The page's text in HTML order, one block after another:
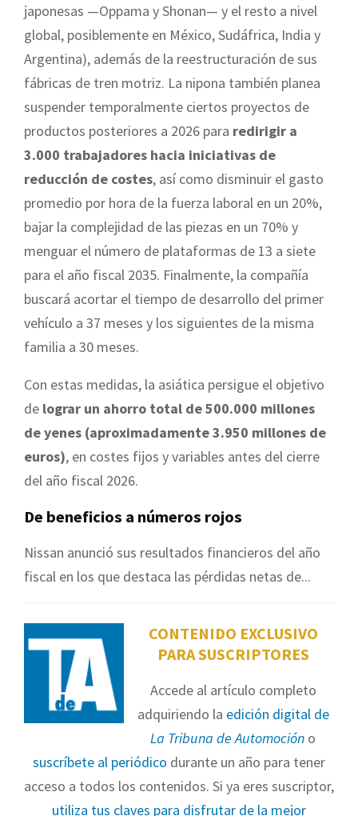
japonesas —Oppama y Shonan— y el resto a nivel
global, posiblemente en México, Sudáfrica, India y
Argentina), además de la reestructuración de sus
fábricas de tren motriz. La nipona también planea
suspender temporalmente ciertos proyectos de
productos posteriores a 2026 para redirigir a
3.000 trabajadores hacia iniciativas de
reducción de costes, así como disminuir el gasto
promedio por hora de la fuerza laboral en un 20%,
bajar la complejidad de las piezas en un 70% y
menguar el número de plataformas de 13 a siete
para el año fiscal 2035. Finalmente, la compañía
buscará acortar el tiempo de desarrollo del primer
vehículo a 37 meses y los siguientes de la misma
familia a 30 meses.
Con estas medidas, la asiática persigue el objetivo
de lograr un ahorro total de 500.000 millones
de yenes (aproximadamente 3.950 millones de
euros), en costes fijos y variables antes del cierre
del año fiscal 2026.
De beneficios a números rojos
Nissan anunció sus resultados financieros del año
fiscal en los que destaca las pérdidas netas de...
CONTENIDO EXCLUSIVO
PARA SUSCRIPTORES
Accede al artículo completo
adquiriendo la edición digital de
La Tribuna de Automoción o
suscríbete al periódico durante un año para tener
acceso a todos los contenidos. Si ya eres suscriptor,
utiliza tus claves para disfrutar de la mejor